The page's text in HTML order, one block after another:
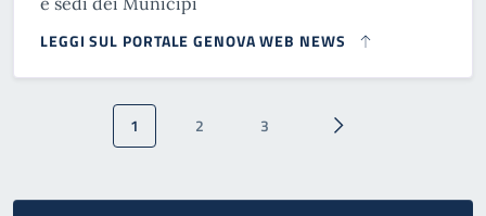
LEGGI SUL PORTALE GENOVA WEB NEWS
Paginazione
Pagina attuale
1 Pagina
2 Pagina
3 Pagina successiva